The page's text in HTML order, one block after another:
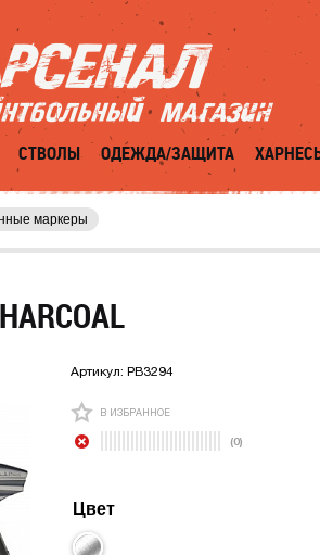
СТВОЛЫ ОДЕЖДА/ЗАЩИТА
маркеры
Артикул: PB3294
В ИЗБРАННОЕ
(0)
Цвет